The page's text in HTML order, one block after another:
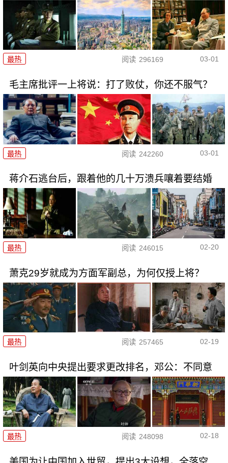
最热 阅读 296169 03-01
毛主席批评一上将说：打了败仗，你还不服气？
最热 阅读 242260 03-01
蒋介石逃台后，跟着他的几十万溃兵嚷着要结婚
最热 阅读 246015 02-20
萧克29岁就成为方面军副总，为何仅授上将？
最热 阅读 257465 02-19
叶剑英向中央提出要求更改排名，邓公：不同意
最热 阅读 248098 02-18